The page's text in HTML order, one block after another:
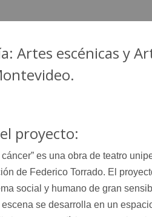
Artes escénicas y
proyecto:
es una obra de teatro
de Federico Torrado. El
social y humano de gran
escena se desarrolla en un